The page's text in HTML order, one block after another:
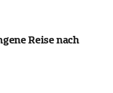
Reise nach